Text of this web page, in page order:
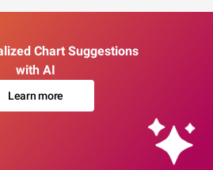
Chart Suggestions
with AI
Learn more